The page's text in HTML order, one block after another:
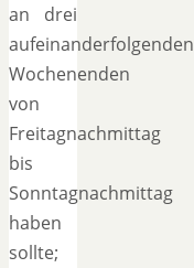
an drei
aufeinanderfolgenden
Wochenenden
von
Freitagnachmittag
bis
Sonntagnachmittag
haben
sollte;